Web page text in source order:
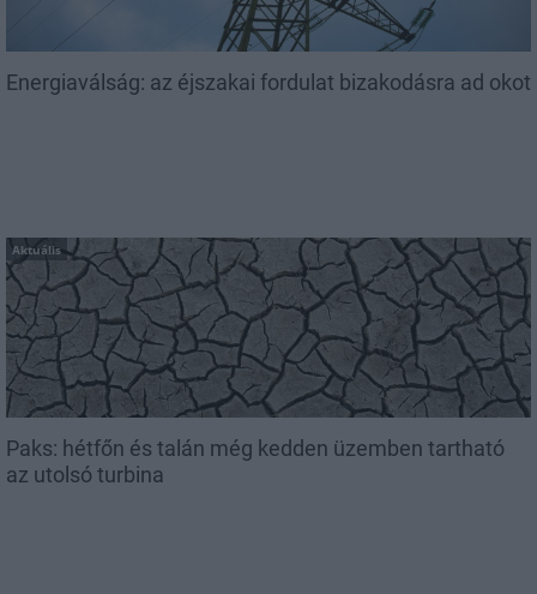
Energiaválság: az éjszakai fordulat bizakodásra ad okot
Aktuális
Paks: hétfőn és talán még kedden üzemben tartható
az utolsó turbina